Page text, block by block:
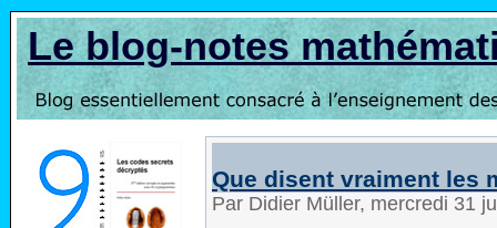
Le blog-notes
Que disent vraiment les
Par Didier Müller, mercredi 31